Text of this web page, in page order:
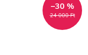
24 000 Ft
–30 %